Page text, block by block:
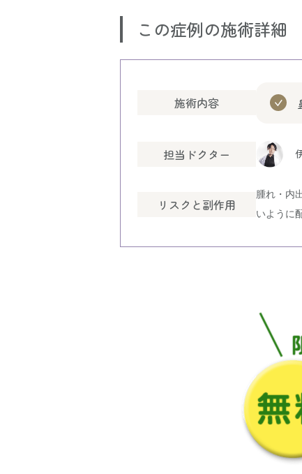
この症例の施術詳細
施術内容
担当ドクター
リスクと副作用
腫れ・内
いように